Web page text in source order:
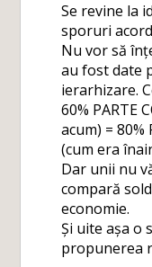
Se revine la
sporuri
Nu vor să
au fost date
ierarhizare.
60% PARTE
acum) = 80%
(cum era
Dar unii nu
compară
economie.
Și uite așa o
propunerea